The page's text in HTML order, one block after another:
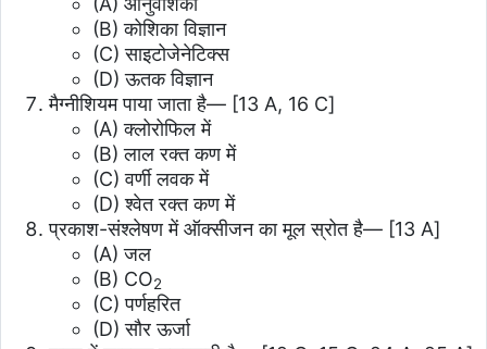
(B) कोशिका विज्ञान
(C) साइटोजेनेटिक्स
(D) ऊतक विज्ञान
मैग्नीशियम पाया जाता है— [13 A, 16 C]
(A) क्लोरोफिल में
(B) लाल रक्त कण में
(C) वर्णी लवक में
(D) श्वेत रक्त कण में
प्रकाश-संश्लेषण में ऑक्सीजन का मूल स्रोत है— [13 A]
(A) जल
(B) CO2
(C) पर्णहरित
(D) सौर ऊर्जा